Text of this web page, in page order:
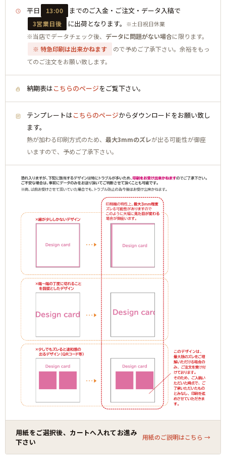
平日 13:00 までのご入金・ご注文・データ入稿で
3営業日後 に出荷となります。 ※土日祝日休業
※当店でデータチェック後、 データに問題がない場合に限ります。
※ 特急印刷は出来かねます
ので予めご了承下さい。余裕をもっ
てのご注文をお願い致します。
納期表はこちらのページをご覧下さい。
テンプレートはこちらのページからダウンロードをお願い致し
ます。
熱が加わる印刷方式のため、 最大3mmのズレが出る可能性が御座
いますので、予めご了承下さい。
用紙をご選択後、カートへ入れてお進み
下さい
用紙のご説明はこちら →